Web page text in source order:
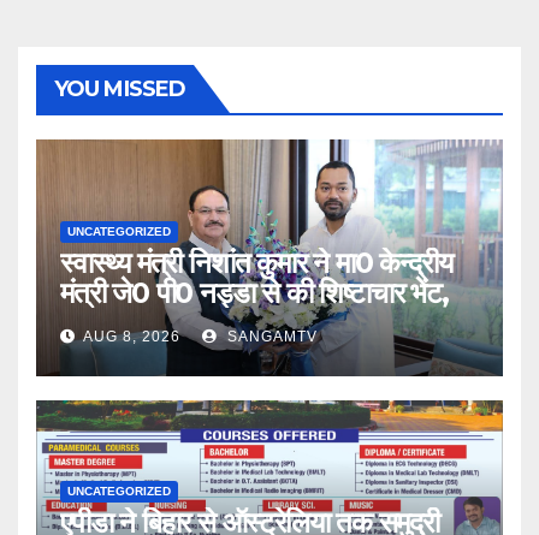
YOU MISSED
UNCATEGORIZED
स्वास्थ्य मंत्री निशांत कुमार ने मा0 केन्द्रीय
मंत्री जे0 पी0 नड्डा से की शिष्टाचार भेंट,
AUG 8, 2026 SANGAMTV
UNCATEGORIZED
एपीडा ने बिहार से ऑस्ट्रेलिया तक समुद्री